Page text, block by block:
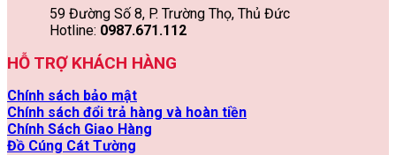
59 Đường Số 8, P. Trường Thọ, Thủ Đức
Hotline: 0987.671.112
HỖ TRỢ KHÁCH HÀNG
Chính sách bảo mật
Chính sách đổi trả hàng và hoàn tiền
Chính Sách Giao Hàng
Đồ Cúng Cát Tường